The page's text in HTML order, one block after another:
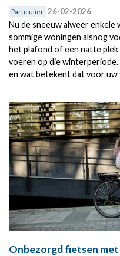
Particulier 26-02-2026
Nu de sneeuw alweer
sommige woningen alsnog
het plafond of een natte
voeren op die winterperiode.
en wat betekent dat voor uw
Onbezorgd fietsen